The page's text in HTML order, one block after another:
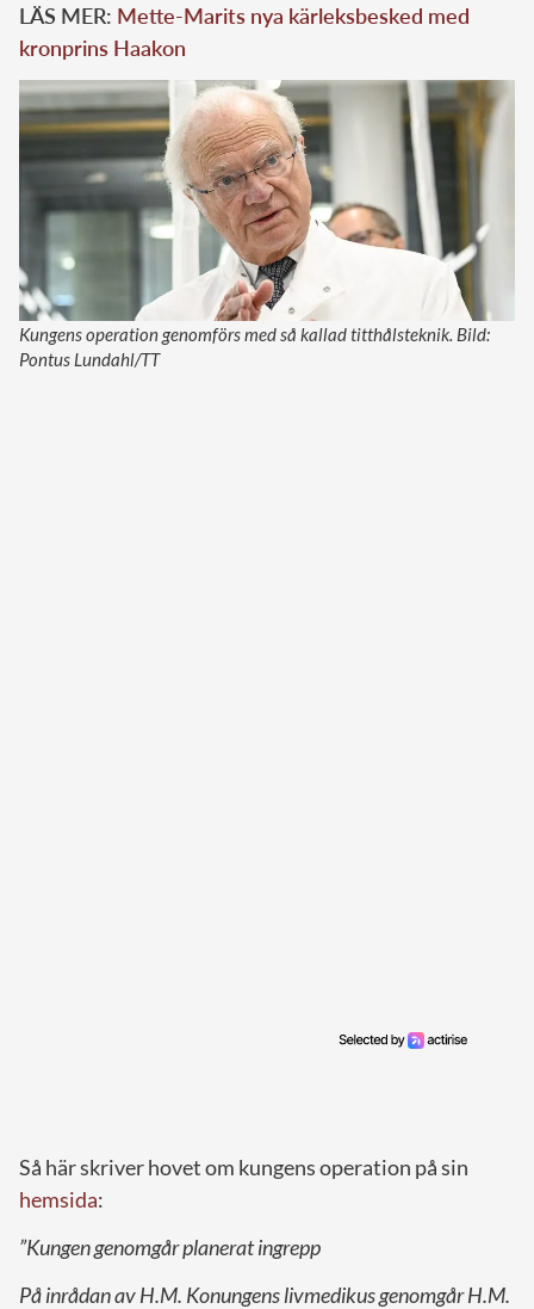
LÄS MER: Mette-Marits nya kärleksbesked med
kronprins Haakon
Kungens operation genomförs med så kallad titthålsteknik. Bild:
Pontus Lundahl/TT
Så här skriver hovet om kungens operation på sin
hemsida:
”Kungen genomgår planerat ingrepp
På inrådan av H.M. Konungens livmedikus genomgår H.M.